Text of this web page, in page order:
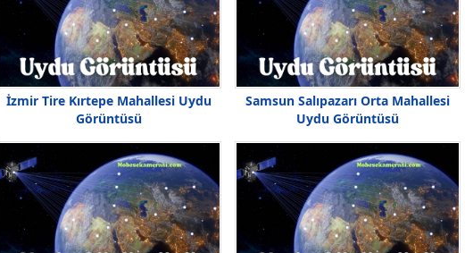
İzmir Tire Kırtepe Mahallesi Uydu
Görüntüsü
Samsun Salıpazarı Orta Mahallesi
Uydu Görüntüsü